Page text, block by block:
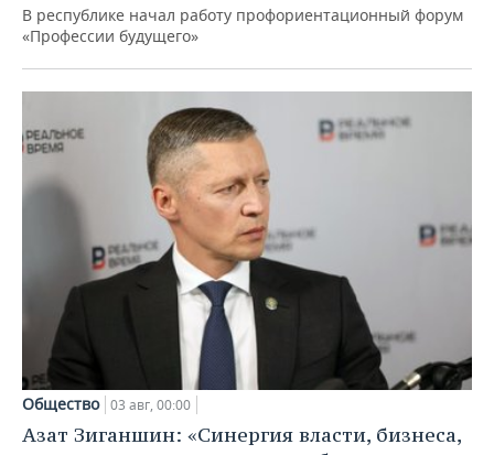
В республике начал работу профориентационный форум
«Профессии будущего»
Общество 03 авг, 00:00
Азат Зиганшин: «Синергия власти, бизнеса,